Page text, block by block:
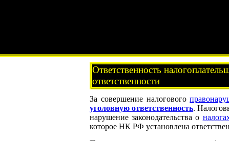
Ответственность
ответственности
За совершение налогового
уголовную ответственность.
нарушение законодательства о
которое НК РФ установлена